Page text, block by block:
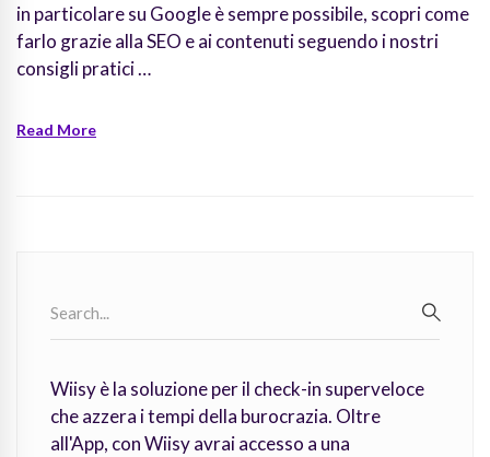
in particolare su Google è sempre possibile, scopri come
farlo grazie alla SEO e ai contenuti seguendo i nostri
consigli pratici …
Read More
for:
Wiisy è la soluzione per il check-in superveloce
che azzera i tempi della burocrazia. Oltre
all'App, con Wiisy avrai accesso a una